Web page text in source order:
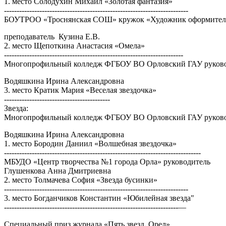
-------------------------------------------------------------------------
БОУТРОО «Троснянская СОШ» кружок «Художник
преподаватель Кузина Е.В.
2. место Щепоткина Анастасия «Омела»
-----------------------------------------------------------------------
Многопрофильный колледж ФГБОУ ВО Орловский ГАУ
Водяшкина Ирина Александровна
3. место Кратик Мария «Веселая звездочка»
------------------------------------------
Звезда:
Многопрофильный колледж ФГБОУ ВО Орловский ГАУ
Водяшкина Ирина Александровна
1. место Бородин Даниил «Волшебная звездочка»
------------------------------------------------------------------------------
МБУДО «Центр творчества №1 города Орла» руководитель
Глушенкова Анна Дмитриевна
2. место Толмачева София «Звезда бусинки»
-------------------------------------------------------------------------
3. место Богданчиков Константин «Юбилейная звезда"
---------------------------------------------------------------------—
Специальный приз журнала «Пять звезд. Орел»